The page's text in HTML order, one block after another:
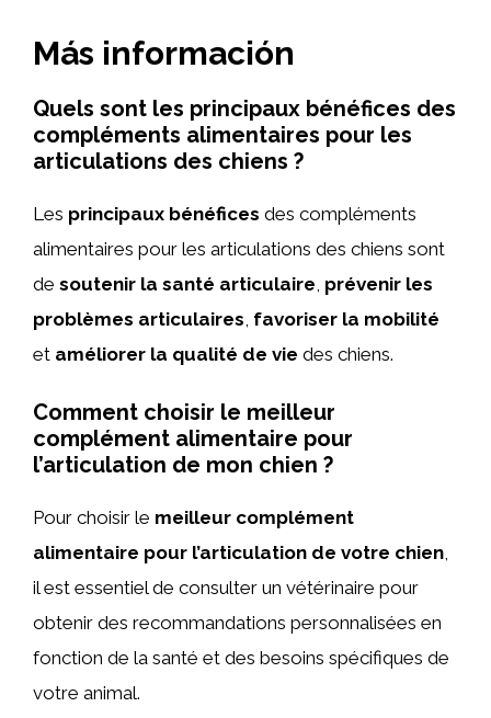
Más información
Quels sont les principaux bénéfices des
compléments alimentaires pour les
articulations des chiens ?
Les principaux bénéfices des compléments
alimentaires pour les articulations des chiens sont
de soutenir la santé articulaire prévenir les
problèmes articulaires favoriser la mobilité
et améliorer la qualité de vie des chiens.
Comment choisir le meilleur
complément alimentaire pour
l’articulation de mon chien ?
Pour choisir le meilleur complément
alimentaire pour l’articulation de votre chien,
il est essentiel de consulter un vétérinaire pour
obtenir des recommandations personnalisées en
fonction de la santé et des besoins spécifiques de
votre animal.